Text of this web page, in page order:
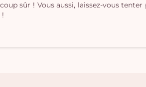
sûr ! Vous aussi, laissez-vous
!